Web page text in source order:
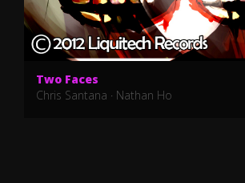
Two Faces
Chris Santana · Nathan Ho